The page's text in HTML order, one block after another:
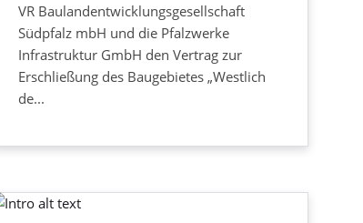
VR Baulandentwicklungsgesellschaft
Südpfalz mbH und die Pfalzwerke
Infrastruktur GmbH den Vertrag zur
Erschließung des Baugebietes „Westlich
de...